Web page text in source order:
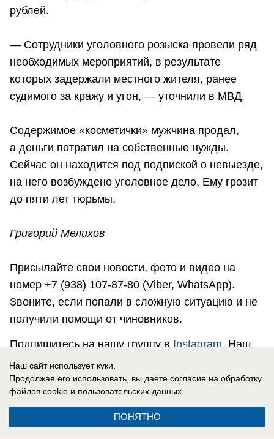
рублей.
— Сотрудники уголовного розыска провели ряд
необходимых мероприятий, в результате
которых задержали местного жителя, ранее
судимого за кражу и угон, — уточнили в МВД.
Содержимое «косметички» мужчина продал,
а деньги потратил на собственные нужды.
Сейчас он находится под подпиской о невыезде,
на него возбуждено уголовное дело. Ему грозит
до пяти лет тюрьмы.
Григорий Мелихов
Присылайте свои новости, фото и видео на
номер +7 (938) 107-87-80 (Viber, WhatsApp).
Звоните, если попали в сложную ситуацию и не
получили помощи от чиновников.
Подпишитесь на нашу группу в Instagram. Наш
сайт в
соцсетях:Одноклассники,Facebook,ВКонтакте,
Telegram.
Наш сайт использует куки.
Продолжая его использовать, вы даете согласие на обработку
файлов cookie и пользовательских данных.
ПОНЯТНО